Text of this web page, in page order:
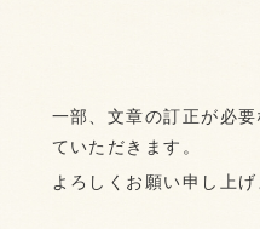
一部、文章の訂正が必
ていただきます。
よろしくお願い申し上げ